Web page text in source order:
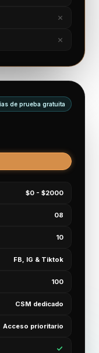
de prueba gratuita
$0 - $2000
08
10
FB, IG & Tiktok
100
CSM dedicado
Acceso prioritario